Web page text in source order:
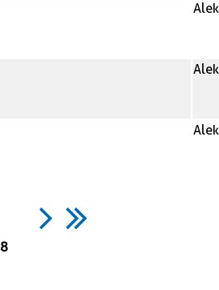
8